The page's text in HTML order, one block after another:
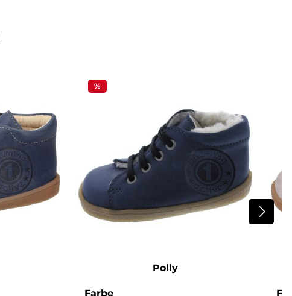
%
Polly
Farbeauswählen